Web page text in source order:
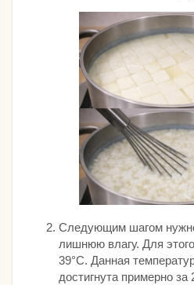
Следующим шагом
лишнюю влагу. Для
39°С. Данная
достигнута примерно за